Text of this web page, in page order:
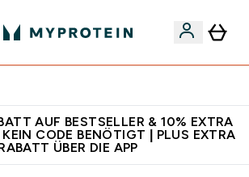
AUF BESTSELLER & 10% EXTRA
CODE BENÖTIGT | PLUS EXTRA
ÜBER DIE APP